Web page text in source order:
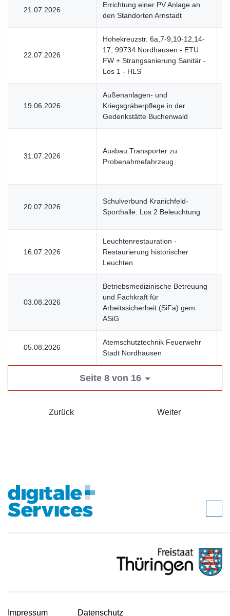
21.07.2026
Errichtung einer PV Anlage an
den Standorten Arnstadt
22.07.2026
Hohekreuzstr. 6a,7-9,10-12,14-
17, 99734 Nordhausen - ETU
FW + Strangsanierung Sanitär -
Los 1 - HLS
19.06.2026
Außenanlagen- und
Kriegsgräberpflege in der
Gedenkstätte Buchenwald
31.07.2026
Ausbau Transporter zu
Probenahmefahrzeug
20.07.2026
Schulverbund Kranichfeld-
Sporthalle: Los 2 Beleuchtung
16.07.2026
Leuchtenrestauration -
Restaurierung historischer
Leuchten
03.08.2026
Betriebsmedizinische Betreuung
und Fachkraft für
Arbeitssicherheit (SiFa) gem.
ASiG
05.08.2026
Atemschutztechnik Feuerwehr
Stadt Nordhausen
Seite 8 von 16
Zurück Weiter
Impressum Datenschutz